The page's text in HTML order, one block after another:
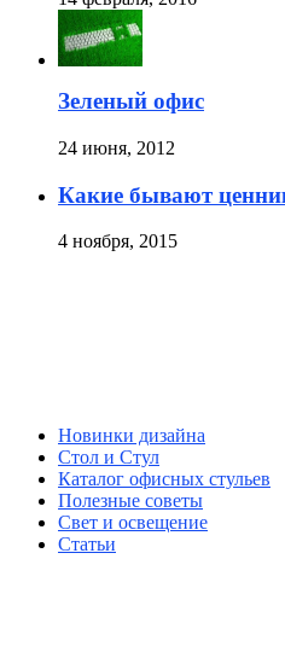
Зеленый офис
24 июня, 2012
Какие бывают
4 ноября, 2015
Новинки дизайна
Стол и Стул
Каталог офисных стульев
Полезные советы
Свет и освещение
Статьи